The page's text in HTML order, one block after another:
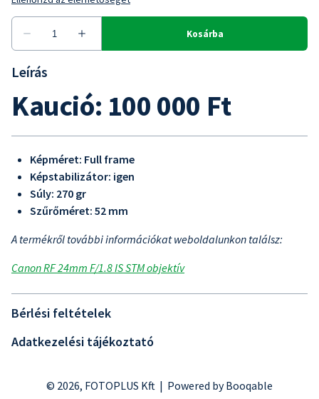
Leírás
Kaució: 100 000 Ft
Képméret: Full frame
Képstabilizátor: igen
Súly: 270 gr
Szűrőméret: 52 mm
A termékről további információkat weboldalunkon találsz:
Canon RF 24mm F/1.8 IS STM objektív
Bérlési feltételek
Adatkezelési tájékoztató
© 2026, FOTOPLUS Kft | Powered by Booqable